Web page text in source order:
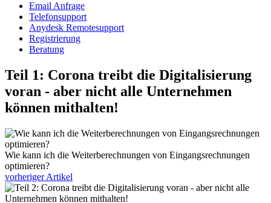
Email Anfrage
Telefonsupport
Anydesk Remotesupport
Registrierung
Beratung
Teil 1: Corona treibt die Digitalisierung
voran - aber nicht alle Unternehmen
können mithalten!
Wie kann ich die Weiterberechnungen von Eingangsrechnungen
optimieren?
vorheriger Artikel